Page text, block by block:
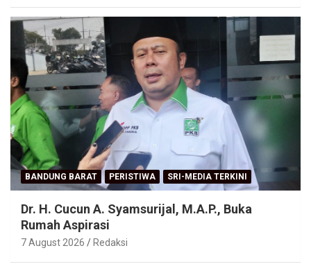
BANDUNG BARAT PERISTIWA SRI-MEDIA TERKINI
Dr. H. Cucun A. Syamsurijal, M.A.P., Buka
Rumah Aspirasi
7 August 2026 Redaksi